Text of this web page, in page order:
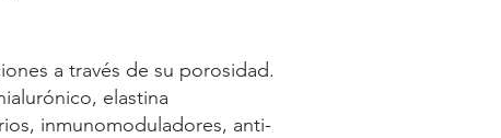
a través de su porosidad.
elastina
inmunomoduladores, anti-